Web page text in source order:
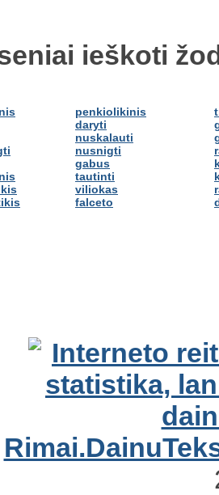
ieškoti
penkiolikinis
daryti
nuskalauti
nusnigti
gabus
tautinti
viliokas
falceto